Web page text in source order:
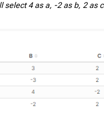
select 4 as a, -2 as b, 2 as c